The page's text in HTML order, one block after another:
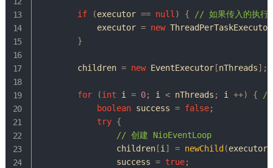
if (executor == null ) {
// 如果传入的执行
            executor
= new ThreadPerTaskExecutor
}
        children
= new EventExecutor[nThreads] ;
for (int i = 0; i < nThreads ; i ++) {
//
boolean success = false;
try {
// 创建 NioEventLoop
                children
[i ] = newChild (executor,
                success
= true;